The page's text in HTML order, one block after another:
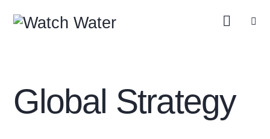
Global Strategy